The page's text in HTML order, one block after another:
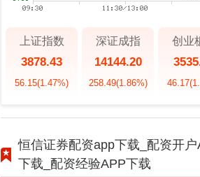
上证指数
3878.43
56.15(1.47%)
深证成指
14144.20
258.49(1.86%)
创业
46.17
恒信证券配资app下载_配资开户
下载_配资经验APP下载